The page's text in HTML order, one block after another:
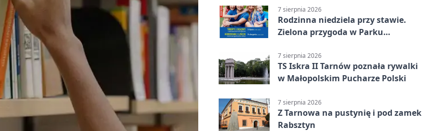
7 sierpnia 2026
Rodzinna niedziela przy stawie.
Zielona przygoda w Parku
7 sierpnia 2026
TS Iskra II Tarnów poznała rywalki
w Małopolskim Pucharze Polski
7 sierpnia 2026
Z Tarnowa na pustynię i pod zamek
Rabsztyn